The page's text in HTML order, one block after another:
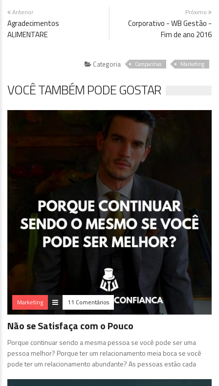
Anterior
Agradecimentos
ALIMENTARE
Próximo
Corporativo - WB Gestão -
Fim de ano 2016
Categoria Campanhas Marketing
VOCÊ TAMBÉM PODE GOSTAR
Marketing 11 Comentários
Não se Satisfaça com o Pouco
Porque continuar sendo a mesma pessoa se você pode ser uma
pessoa melhor? Porque ter um relacionamento meia boca se você
pode ter um relacionamento abundante? As pessoas estão cada